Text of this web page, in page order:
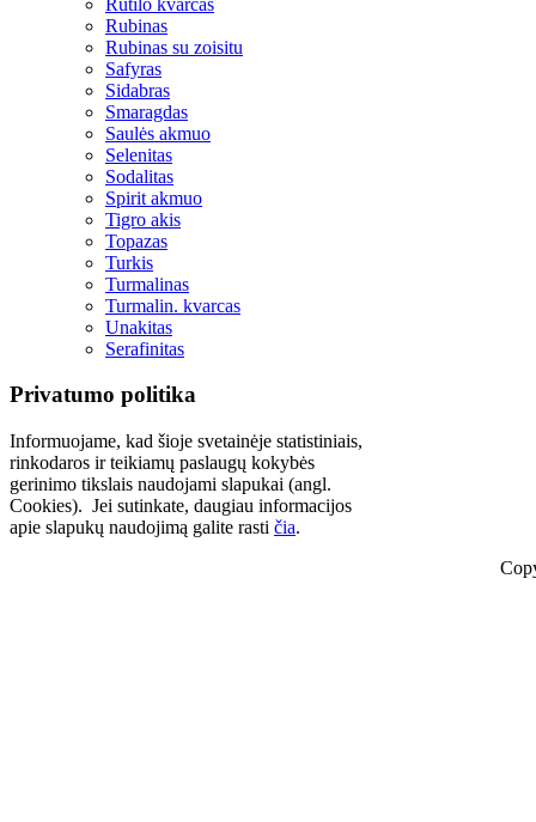
Rubinas
Rubinas su zoisitu
Safyras
Sidabras
Smaragdas
Saulės akmuo
Selenitas
Sodalitas
Spirit akmuo
Tigro akis
Topazas
Turkis
Turmalinas
Turmalin. kvarcas
Unakitas
Serafinitas
Privatumo politika
Informuojame, kad šioje svetainėje statistiniais,
rinkodaros ir teikiamų paslaugų kokybės
gerinimo tikslais naudojami slapukai (angl.
Cookies). Jei sutinkate, daugiau informacijos
apie slapukų naudojimą galite rasti čia.